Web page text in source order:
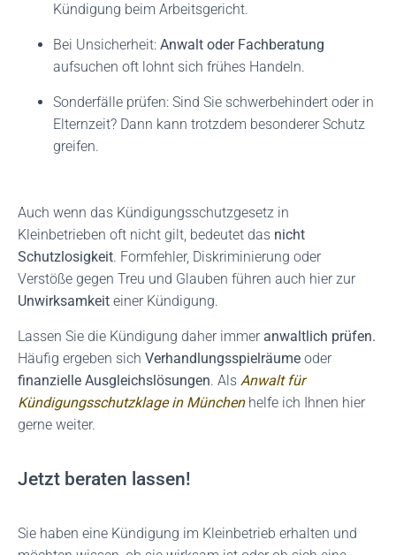
Kündigung beim Arbeitsgericht.
Bei Unsicherheit: Anwalt oder Fachberatung
aufsuchen oft lohnt sich frühes Handeln.
Sonderfälle prüfen: Sind Sie schwerbehindert oder in
Elternzeit? Dann kann trotzdem besonderer Schutz
greifen.
Auch wenn das Kündigungsschutzgesetz in
Kleinbetrieben oft nicht gilt, bedeutet das nicht
Schutzlosigkeit. Formfehler, Diskriminierung oder
Verstöße gegen Treu und Glauben führen auch hier zur
Unwirksamkeit einer Kündigung.
Lassen Sie die Kündigung daher immer anwaltlich prüfen.
Häufig ergeben sich Verhandlungsspielräume oder
finanzielle Ausgleichslösungen. Als Anwalt für
Kündigungsschutzklage in Münchenhelfe ich Ihnen hier
gerne weiter.
Jetzt beraten lassen!
Sie haben eine Kündigung im Kleinbetrieb erhalten und